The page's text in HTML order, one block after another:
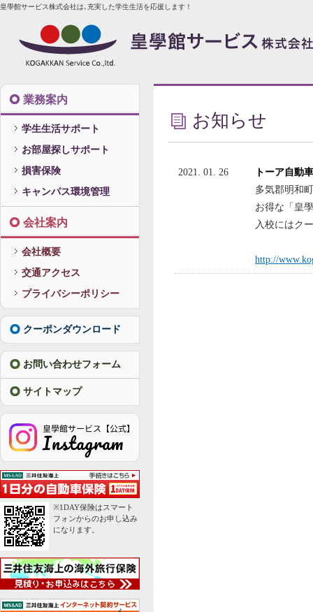
皇學館サービス株式会社は､充実した学生生活を応援します！
業務案内
学生生活サポート
お部屋探しサポート
損害保険
キャンパス環境管理
会社案内
会社概要
交通アクセス
プライバシーポリシー
クーポンダウンロード
お問い合わせフォーム
サイトマップ
※1DAY保険はスマート
フォンからのお申し込み
になります。
お知らせ
2021. 01. 26
トーア自動
多気郡明和
お得な「皇
入校にはク
http://